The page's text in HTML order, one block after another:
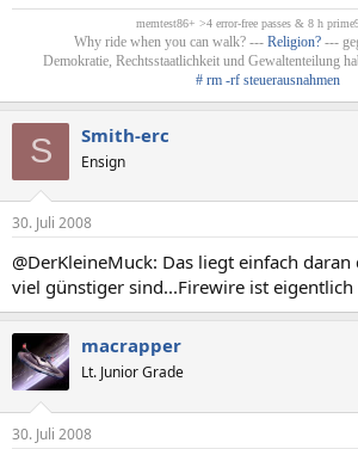
memtest86+ >4 error-free passes & 8 h
Why ride when you can walk? --- Religion? ---
Demokratie, Rechtsstaatlichkeit und Gewaltenteilung
# rm -rf steuerausnahmen
S Smith-erc
Ensign
30. Juli 2008
@DerKleineMuck: Das liegt einfach daran
viel günstiger sind...Firewire ist eigentlich
macrapper
Lt. Junior Grade
30. Juli 2008